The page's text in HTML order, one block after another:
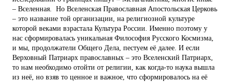
– Вселенная. Но Вселенская Православная Апостольская Церковь
– это название той организации, на религиозной культуре
которой веками взрастала Культура России. Именно поэтому у
нас сформировалась уникальная Философия Русского Космизма,
и мы, продолжатели Общего Дела, пестуем её далее. И если
Верховный Патриарх православных – это Вселенский Патриарх,
то нам необходимо отойти от религии, как когда-то наука вышла
из неё, но взяв то ценное и важное, что сформировалось на её